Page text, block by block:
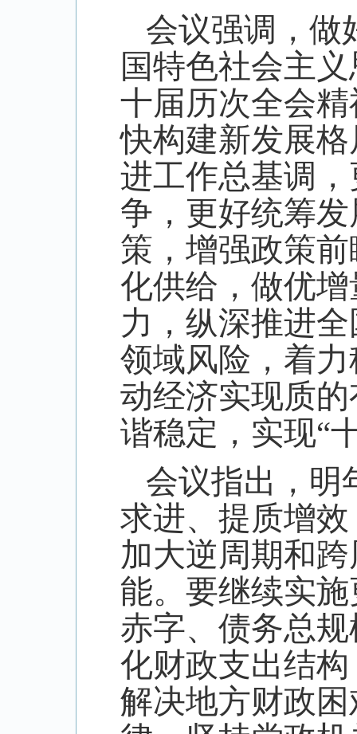
会议强调，做
国特色社会主
十届历次全会
快构建新发展
进工作总基调
争，更好统筹
策，增强政策
化供给，做优
力，纵深推进
领域风险，着
动经济实现质
谐稳定，实现“
会议指出，明
求进、提质增
加大逆周期和
能。要继续实
赤字、债务总
化财政支出结
解决地方财政